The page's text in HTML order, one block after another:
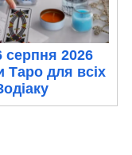
серпня 2026
Таро для всіх